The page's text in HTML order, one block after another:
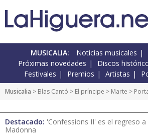
MUSICALIA: Noticias musicales
Próximas novedades
Discos
Festivales
Premios Artistas
Musicalia > Blas Cantó > El príncipe > Marte >
Destacado: 'Confessions II' es el regreso
Madonna